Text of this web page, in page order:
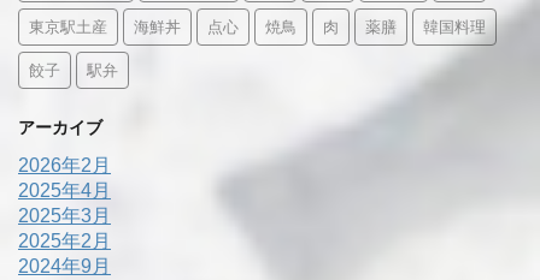
東京駅土産 海鮮丼 点心 焼鳥 肉 薬膳 韓国料理
餃子 駅弁
アーカイブ
2026年2月
2025年4月
2025年3月
2025年2月
2024年9月